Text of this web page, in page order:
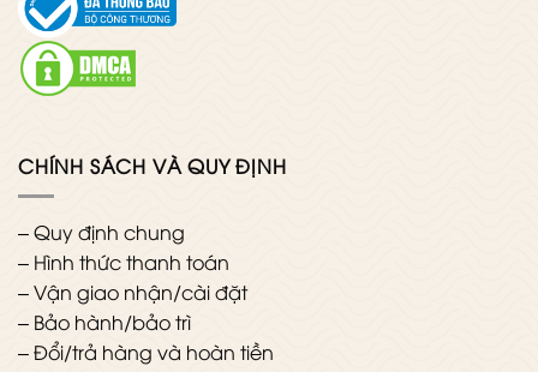
CHÍNH SÁCH VÀ QUY ĐỊNH
–Quy định chung
– Hình thức thanh toán
–Vận giao nhận/cài đặt
– Bảo hành/bảo trì
–Đổi/trả hàng và hoàn tiền